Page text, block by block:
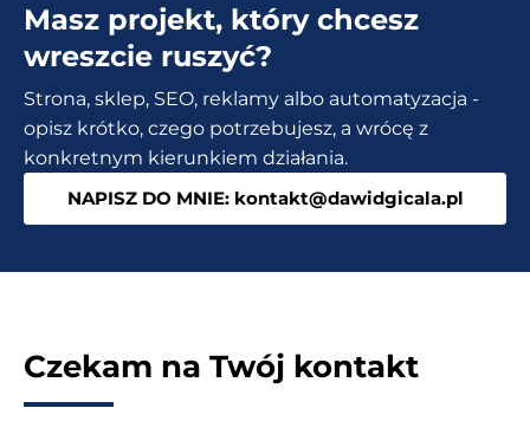
Jak
darmo?
Masz projekt, który chcesz
wreszcie ruszyć?
Strona, sklep, SEO, reklamy albo automatyzacja -
opisz krótko, czego potrzebujesz, a wrócę z
konkretnym kierunkiem działania.
NAPISZ DO MNIE: kontakt@dawidgicala.pl
Czekam na Twój kontakt